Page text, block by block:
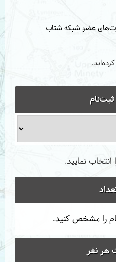
عضو شبکه شتاب
نمایید.
را مشخص کنید.
هر نفر